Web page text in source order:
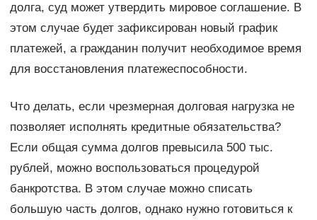
долга, суд может утвердить мировое соглашение. В
этом случае будет зафиксирован новый график
платежей, а гражданин получит необходимое время
для восстановления платежеспособности.
Что делать, если чрезмерная долговая нагрузка не
позволяет исполнять кредитные обязательства?
Если общая сумма долгов превысила 500 тыс.
рублей, можно воспользоваться процедурой
банкротства. В этом случае можно списать
большую часть долгов, однако нужно готовиться к